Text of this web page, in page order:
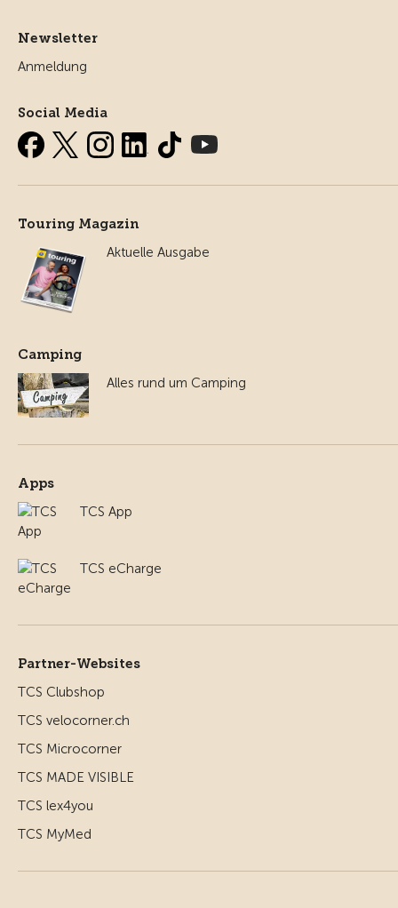
Newsletter
Anmeldung
Social Media
Touring Magazin
Aktuelle Ausgabe
Camping
Alles rund um Camping
Apps
TCS App
TCS eCharge
Partner-Websites
TCS Clubshop
TCS velocorner.ch
TCS Microcorner
TCS MADE VISIBLE
TCS lex4you
TCS MyMed